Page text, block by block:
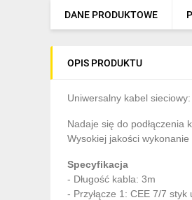
Elektronarzędzia i mierniki
Napędy elektryczne
Pneumatyka
Klimatyzacja
DANE PRODUKTOWE
OPIS PRODUKTU
Uniwersalny kabel
Nadaje się do podłączenia
Wysokiej jakości wykonanie
Specyfikacja
- Długość kabla: 3m
- Przyłącze 1: CEE 7/7 styk